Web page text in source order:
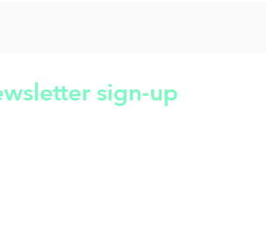
sign-up